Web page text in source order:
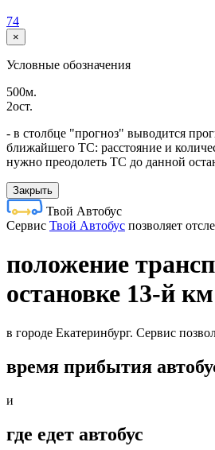
74
×
Условные обозначения
500м.
2ост.
- в столбце "прогноз" выводится
ближайшего ТС: расстояние и
нужно преодолеть ТС до данной
Закрыть
Твой Автобус
Cервис Твой Автобус позволяет
положение
остановке 13-й км
в городе Екатеринбург. Сервис
время прибытия
и
где едет автобус